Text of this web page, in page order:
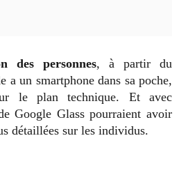
des personnes, à partir du
a un smartphone dans sa poche,
le plan technique. Et avec
Google Glass pourraient avoir
détaillées sur les individus.